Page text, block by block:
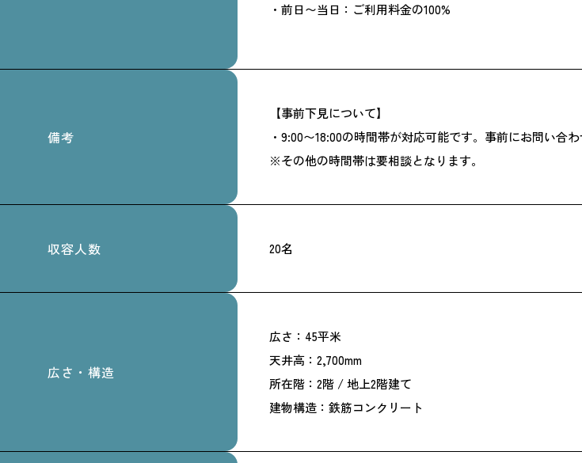
・前日〜当日：ご利用料金の100%
備考
【事前下見について】
・9:00〜18:00の時間帯が対応可能です。事前にお問い合わ
※その他の時間帯は要相談となります。
収容人数 20名
広さ・構造
広さ：45平米
天井高：2,700mm
所在階：2階 / 地上2階建て
建物構造：鉄筋コンクリート